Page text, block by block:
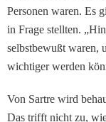
Personen waren. Es
in Frage stellten.
selbstbewußt waren,
wichtiger werden
Von Sartre wird
Das trifft nicht zu,